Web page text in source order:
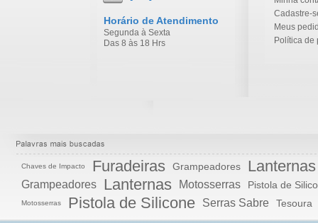
Horário de Atendimento
Segunda à Sexta
Das 8 às 18 Hrs
Cadastre-
Meus
Política de
Chaves de Impacto Furadeiras Grampeadores Lanternas
Grampeadores Lanternas Motosserras Pistola de
Motosserras Pistola de Silicone Serras Sabre Tesoura